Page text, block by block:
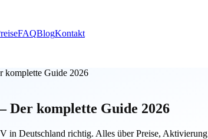
FAQBlogKontakt
Guide 2026
komplette Guide 2026
in Deutschland richtig. Alles über Preise, Aktivierung